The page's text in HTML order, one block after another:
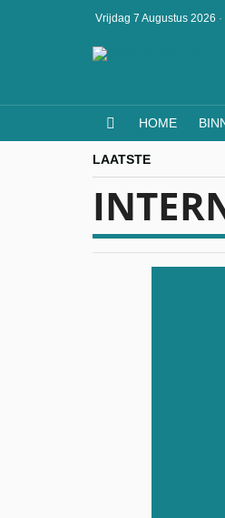
Vrijdag 7 Augustus 2026 ·
HOME
LAATSTE